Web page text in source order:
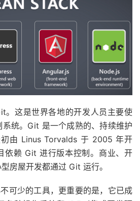
。这是世界各地的开发人员主要使
统。Git 是一个成熟的、持续维护
由 Linus Torvalds 于 2005 年开
依赖 Git 进行版本控制。商业、开
房屋开发都通过 Git 运行。
可少的工具，更重要的是，它已成